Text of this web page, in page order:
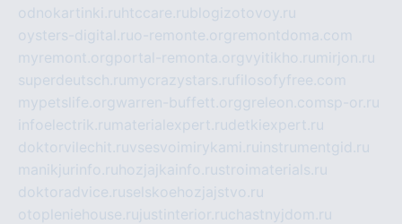
odnokartinki.ru htccare.rublogizotovoy.ru
oysters-digital.ruo-remonte.org remontdoma.com
myremont.org portal-remonta.orgvyitikho.ru mirjon.ru
superdeutsch.ru mycrazystars.rufilosofyfree.com
mypetslife.orgwarren-buffett.orggreleon.comsp-or.ru
infoelectrik.ru materialexpert.rudetkiexpert.ru
doktorvilechit.ruvsesvoimirykami.ru instrumentgid.ru
manikjurinfo.ru hozjajkainfo.rustroimaterials.ru
doktoradvice.ruselskoehozjajstvo.ru
otopleniehouse.ru justinterior.ruchastnyjdom.ru